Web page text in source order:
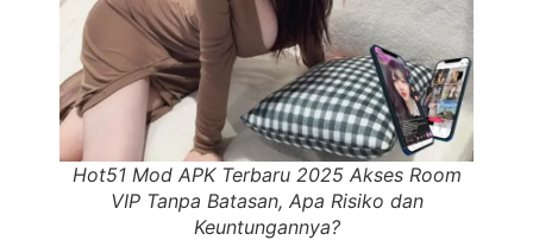
Hot51 Mod APK Terbaru 2025 Akses Room
VIP Tanpa Batasan, Apa Risiko dan
Keuntungannya?